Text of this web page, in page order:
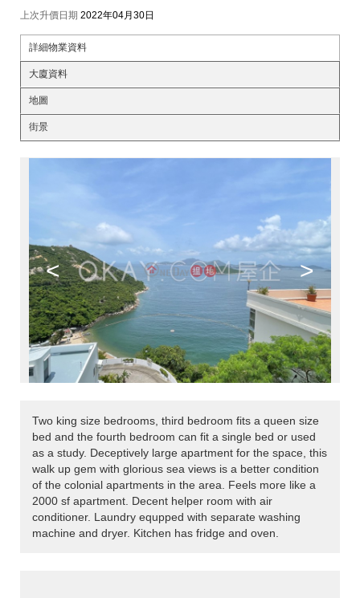
上次升價日期 2022年04月30日
詳細物業資料
大廈資料
地圖
街景
< >
Two king size bedrooms, third bedroom fits a queen size
bed and the fourth bedroom can fit a single bed or used
as a study. Deceptively large apartment for the space, this
walk up gem with glorious sea views is a better condition
of the colonial apartments in the area. Feels more like a
2000 sf apartment. Decent helper room with air
conditioner. Laundry equpped with separate washing
machine and dryer. Kitchen has fridge and oven.